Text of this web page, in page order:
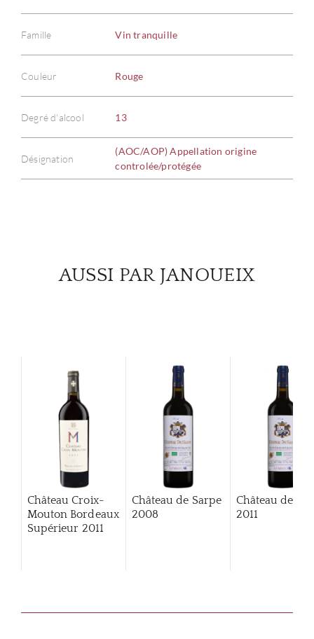
Famille Vin tranquille
Couleur Rouge
Degré d'alcool 13
Désignation
(AOC/AOP) Appellation origine
controlée/protégée
AUSSI PAR JANOUEIX
Château Croix-
Mouton Bordeaux
Supérieur 2011
Château de Sarpe
2008
Château de
2011